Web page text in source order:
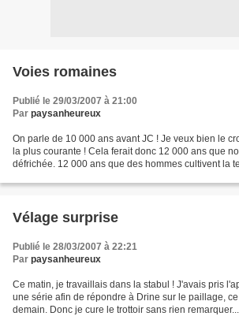
Voies romaines
Publié le 29/03/2007 à 21:00
Par paysanheureux
On parle de 10 000 ans avant JC ! Je veux bien le
la plus courante ! Cela ferait donc 12 000 ans que
défrichée. 12 000 ans que des hommes cultivent la
Vélage surprise
Publié le 28/03/2007 à 22:21
Par paysanheureux
Ce matin, je travaillais dans la stabul ! J'avais pris
une série afin de répondre à Drine sur le paillage,
demain. Donc je cure le trottoir sans rien